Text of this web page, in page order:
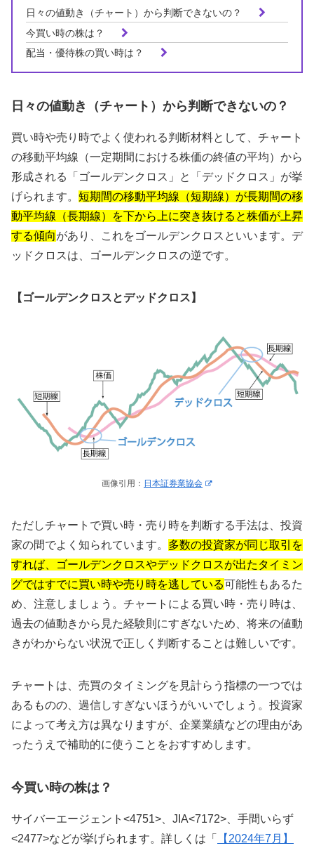
日々の値動き（チャート）から判断できないの？
今買い時の株は？
配当・優待株の買い時は？
日々の値動き（チャート）から判断できないの？
買い時や売り時でよく使われる判断材料として、チャート
の移動平均線（一定期間における株価の終値の平均）から
形成される「ゴールデンクロス」と「デッドクロス」が挙
げられます。 短期間の移動平均線（短期線）が長期間の移
動平均線（長期線）を下から上に突き抜けると株価が上昇
する傾向があり、これをゴールデンクロスといいます。デ
ッドクロスは、ゴールデンクロスの逆です。
【ゴールデンクロスとデッドクロス】
画像引用： 日本証券業協会
ただしチャートで買い時・売り時を判断する手法は、投資
家の間でよく知られています。 多数の投資家が同じ取引を
すれば、ゴールデンクロスやデッドクロスが出たタイミン
グではすでに買い時や売り時を逃している可能性もあるた
め、注意しましょう。チャートによる買い時・売り時は、
過去の値動きから見た経験則にすぎないため、将来の値動
きがわからない状況で正しく判断することは難しいです。
チャートは、売買のタイミングを見計らう指標の一つでは
あるものの、過信しすぎないほうがいいでしょう。投資家
によって考え方は異なりますが、企業業績などの理由があ
ったうえで補助的に使うことをおすすめします。
今買い時の株は？
サイバーエージェント<4751>、JIA<7172>、⼿間いらず
<2477>などが挙げられます。詳しくは「
【2024年7月】